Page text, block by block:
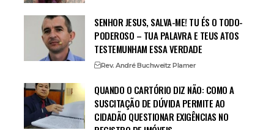
SENHOR JESUS, SALVA-ME! TU ÉS O TODO-
PODEROSO – TUA PALAVRA E TEUS ATOS
TESTEMUNHAM ESSA VERDADE
Rev. André Buchweitz Plamer
QUANDO O CARTÓRIO DIZ NÃO: COMO A
SUSCITAÇÃO DE DÚVIDA PERMITE AO
CIDADÃO QUESTIONAR EXIGÊNCIAS NO